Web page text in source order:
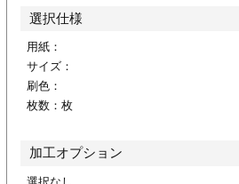
印刷
ード印刷
ファイル印刷
選択仕様
用紙：
サイズ：
刷色：
枚数： 枚
加工オプション